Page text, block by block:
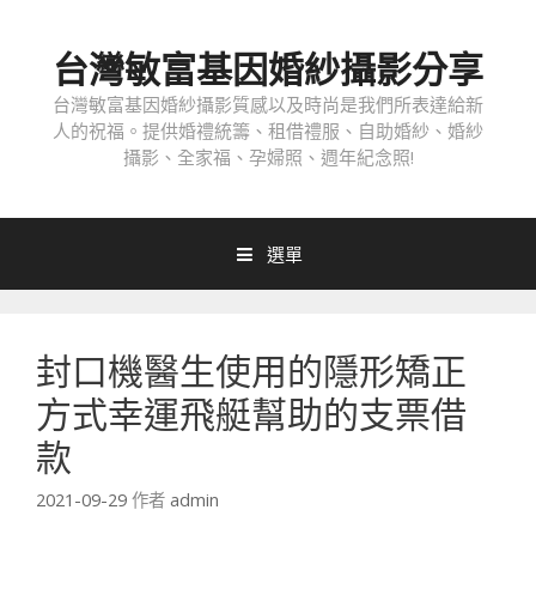
台灣敏富基因婚紗攝影分享
台灣敏富基因婚紗攝影質感以及時尚是我們所表達給新
人的祝福。提供婚禮統籌、租借禮服、自助婚紗、婚紗
攝影、全家福、孕婦照、週年紀念照!
選單
封口機醫生使用的隱形矯正
方式幸運飛艇幫助的支票借
款
2021-09-29 作者 admin